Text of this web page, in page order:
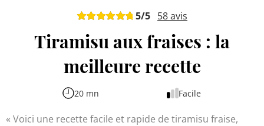
5/5 58avis
Tiramisu aux fraises : la
meilleure recette
20 mn Facile
Voici une recette facile et rapide de tiramisu fraise,